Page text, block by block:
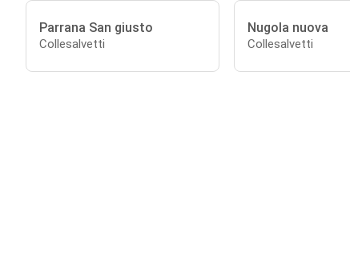
Parrana San giusto
Collesalvetti
Nugola nuova
Collesalvetti